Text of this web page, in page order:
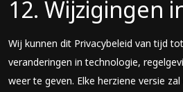
12. Wijzigingen
Wij kunnen dit Privacybeleid van tijd
veranderingen in technologie,
weer te geven. Elke herziene versie